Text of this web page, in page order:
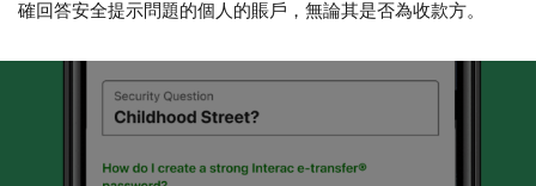
確回答安全提示問題的個人的賬戶，無論其是否為收款方。